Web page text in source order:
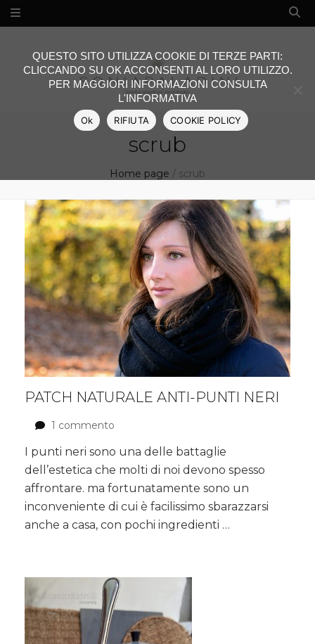
scrub
Home page / scrub
PATCH NATURALE ANTI-PUNTI NERI
1 commento
naturale
anti-
punti
neri
I punti neri sono una delle battaglie
dell’estetica che molti di noi devono spesso
affrontare. ma fortunatamente sono un
inconveniente di cui è facilissimo sbarazzarsi
anche a casa, con pochi ingredienti …
QUESTO SITO UTILIZZA COOKIE DI TERZE PARTI:
CLICCANDO SU OK ACCONSENTI AL LORO UTILIZZO.
PER MAGGIORI INFORMAZIONI CONSULTA
L'INFORMATIVA
Ok RIFIUTA COOKIE POLICY